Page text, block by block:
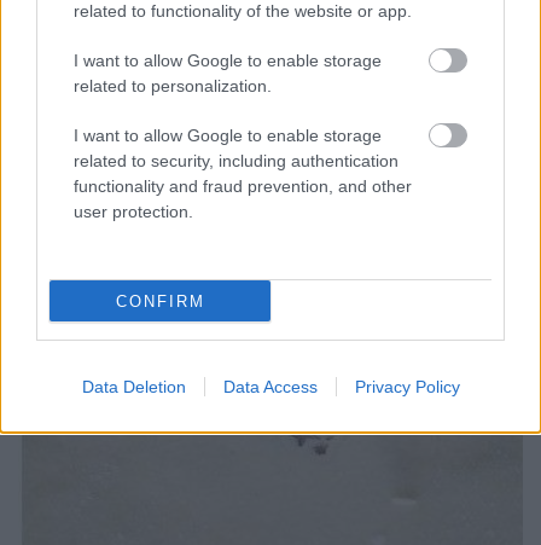
related to functionality of the website or app.
I want to allow Google to enable storage
related to personalization.
I want to allow Google to enable storage
related to security, including authentication
functionality and fraud prevention, and other
user protection.
CONFIRM
Data Deletion Data Access Privacy Policy